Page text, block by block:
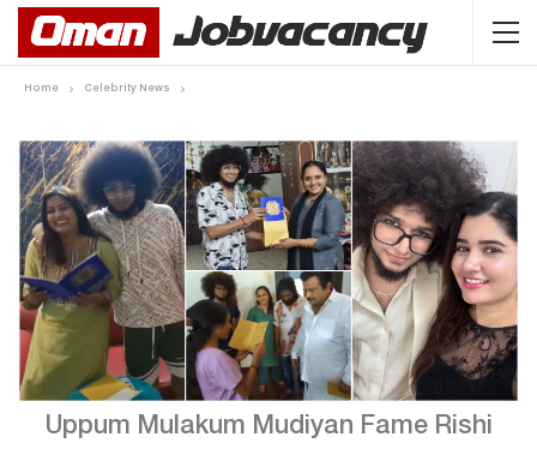
Home Celebrity News
Uppum Mulakum Mudiyan Fame Rishi